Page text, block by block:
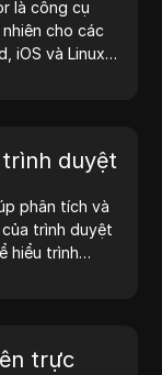
là công cụ
cho các
iOS và Linux.
đầu tạo
duyệt
phân tích và
trình duyệt
hiểu trình
trực